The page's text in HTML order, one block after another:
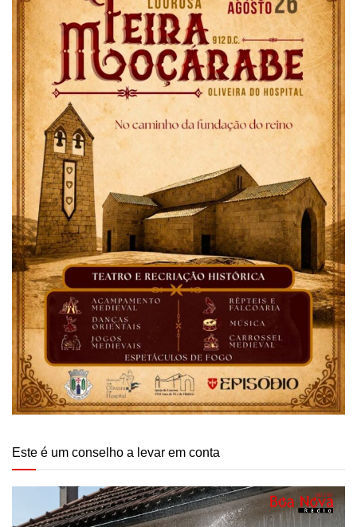
Este é um conselho a levar em conta